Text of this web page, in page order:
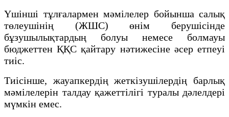
Үшінші тұлғалармен мәмілелер бойынша салық
төлеушінің (ЖШС) өнім берушісінде
бұзушылықтардың болуы немесе болмауы
бюджеттен ҚҚС қайтару нәтижесіне әсер етпеуі
тиіс.
Тиісінше, жауапкердің жеткізушілердің барлық
мәмілелерін талдау қажеттілігі туралы дәлелдері
мүмкін емес.